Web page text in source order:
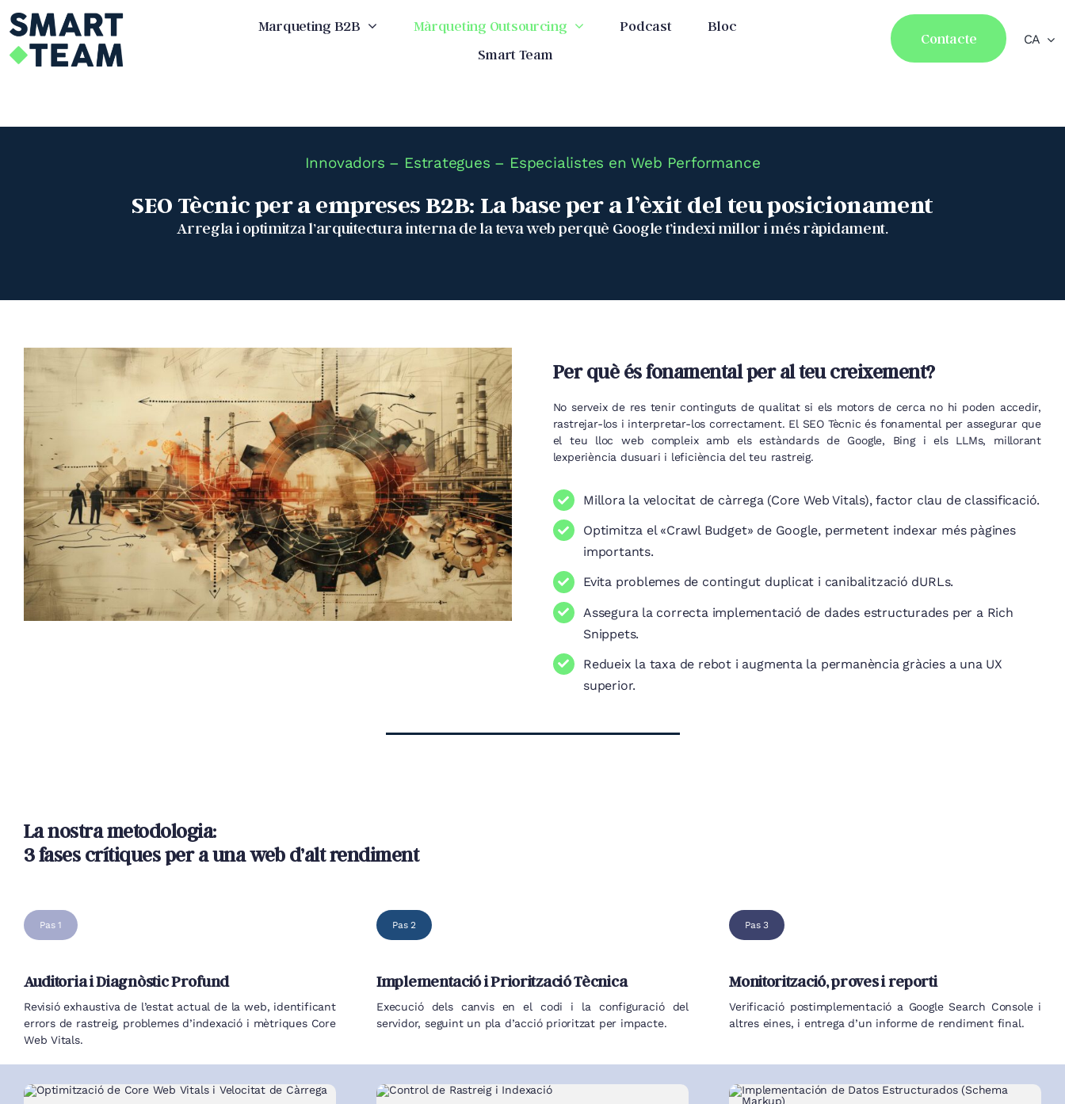
content
Marqueting B2B Màrqueting Outsourcing Podcast
Bloc
Smart Team
Contacte CA
Innovadors – Estrategues – Especialistes en Web Performance
SEO Tècnic per a empreses B2B: La base per a l’èxit del teu posicionament
Arregla i optimitza l’arquitectura interna de la teva web perquè Google t’indexi millor i més ràpidament.
Per què és fonamental per al teu creixement?
No serveix de res tenir continguts de qualitat si els motors de cerca no hi poden accedir,
rastrejar-los i interpretar-los correctament. El SEO Tècnic és fonamental per assegurar que
el teu lloc web compleix amb els estàndards de Google, Bing i els LLMs, millorant
lexperiència dusuari i leficiència del teu rastreig.
Millora la velocitat de càrrega (Core Web Vitals), factor clau de classificació.
Optimitza el «Crawl Budget» de Google, permetent indexar més pàgines
importants.
Evita problemes de contingut duplicat i canibalització dURLs.
Assegura la correcta implementació de dades estructurades per a Rich
Snippets.
Redueix la taxa de rebot i augmenta la permanència gràcies a una UX
superior.
La nostra metodologia:
3 fases crítiques per a una web d’alt rendiment
Pas 1
Auditoria i Diagnòstic Profund
Revisió exhaustiva de l’estat actual de la web, identificant
errors de rastreig, problemes d’indexació i mètriques Core
Web Vitals.
Pas 2
Implementació i Priorització Tècnica
Execució dels canvis en el codi i la configuració del
servidor, seguint un pla d’acció prioritzat per impacte.
Pas 3
Monitorització, proves i reporti
Verificació postimplementació a Google Search Console i
altres eines, i entrega d’un informe de rendiment final.